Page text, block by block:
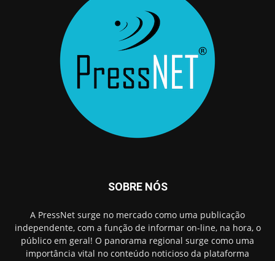
SOBRE NÓS
A PressNet surge no mercado como uma publicação
independente, com a função de informar on-line, na hora, o
público em geral! O panorama regional surge como uma
importância vital no conteúdo noticioso da plataforma